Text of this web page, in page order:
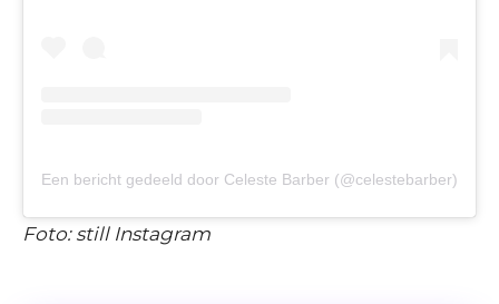
Een bericht gedeeld door Celeste Barber (@celestebarber)
Foto: still Instagram